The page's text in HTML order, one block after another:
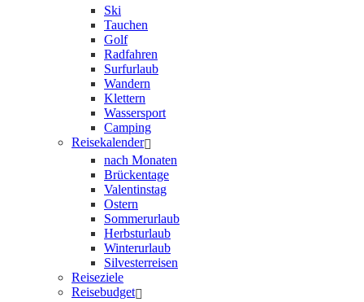
Ski
Tauchen
Golf
Radfahren
Surfurlaub
Wandern
Klettern
Wassersport
Camping
Reisekalender
nach Monaten
Brückentage
Valentinstag
Ostern
Sommerurlaub
Herbsturlaub
Winterurlaub
Silvesterreisen
Reiseziele
Reisebudget